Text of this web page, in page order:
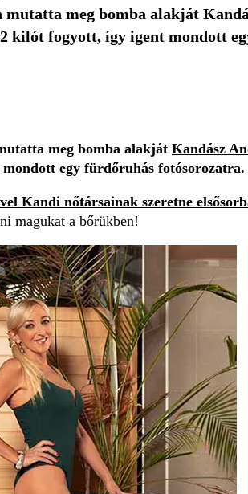
meg bomba alakját
kilót fogyott, így igent mondott
meg bomba alakját Kandász
egy fürdőruhás fotósorozatra.
Kandi nőtársainak szeretne
magukat a bőrükben!